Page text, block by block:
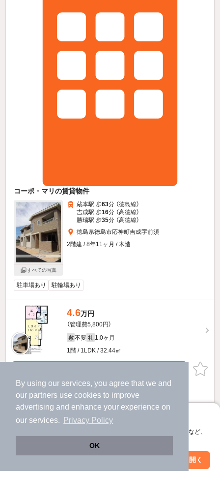
By using our services, you agree that we and
our partners use cookies to improve
advertising and enhance your experience on
our services.
Privacy Policy
OK
アプリに切り替えて、サクサクお部屋探し
会員登録なしですぐ使える。マップ検索やお気に入り保存など、
アプリを開く
コーポ・マリの賃貸物件
すべての写真
蔵本駅 歩63分 （徳島線）
吉成駅 歩16分 （高徳線）
勝瑞駅 歩35分 （高徳線）
徳島県徳島市応神町吉成字前須
2階建 / 8年11ヶ月 / 木造
駐車場あり 駐輪場あり
4.6万円
（管理費5,800円）
敷 不要 礼 1.0ヶ月
1階 / 1LDK / 32.44㎡
ほか提供
コーポ・マリのすべての部屋を見る
人気のこだわり条件
バス・トイレ別 2階以上
絞り込み条件を変更